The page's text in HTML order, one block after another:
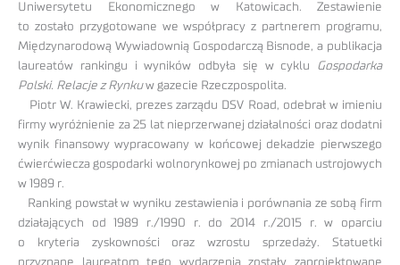
Uniwersytetu Ekonomicznego w Katowicach. Zestawienie
to zostało przygotowane we współpracy z partnerem programu,
Międzynarodową Wywiadownią Gospodarczą Bisnode, a publikacja
laureatów rankingu i wyników odbyła się w cyklu Gospodarka
Polski. Relacje z Rynkuw gazecie Rzeczpospolita.
Piotr W. Krawiecki, prezes zarządu DSV Road, odebrał w imieniu
firmy wyróżnienie za 25 lat nieprzerwanej działalności oraz dodatni
wynik finansowy wypracowany w końcowej dekadzie pierwszego
ćwierćwiecza gospodarki wolnorynkowej po zmianach ustrojowych
w 1989 r.
Ranking powstał w wyniku zestawienia i porównania ze sobą firm
działających od 1989 r./1990 r. do 2014 r./2015 r. w oparciu
o kryteria zyskowności oraz wzrostu sprzedaży. Statuetki
przyznane laureatom tego wydarzenia zostały zaprojektowane